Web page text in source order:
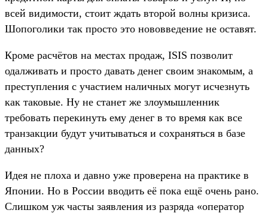
всей видимости, стоит ждать второй волны кризиса.
Шопоголики так просто это нововведение не оставят.
Кроме расчётов на местах продаж, ISIS позволит
одалживать и просто давать денег своим знакомым, а
преступления с участием наличных могут исчезнуть
как таковые. Ну не станет же злоумышленник
требовать перекинуть ему денег в то время как все
транзакции будут учитываться и сохраняться в базе
данных?
Идея не плоха и давно уже проверена на практике в
Японии. Но в России вводить её пока ещё очень рано.
Слишком уж часты заявления из разряда «оператор